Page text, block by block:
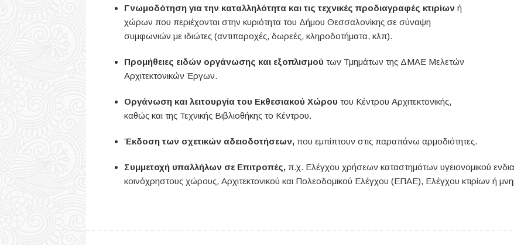
Γνωμοδότηση για την καταλληλότητα και τις τεχνικές προδιαγραφές κτιρίων ή
χώρων που περιέχονται στην κυριότητα του Δήμου Θεσσαλονίκης σε σύναψη
συμφωνιών με ιδιώτες (αντιπαροχές, δωρεές, κληροδοτήματα, κλπ).
Προμήθειες ειδών οργάνωσης και εξοπλισμού των Τμημάτων της ΔΜΑΕ Μελετών
Αρχιτεκτονικών Έργων.
Οργάνωση και λειτουργία του Εκθεσιακού Χώρου του Κέντρου Αρχιτεκτονικής,
καθώς και της Τεχνικής Βιβλιοθήκης το Κέντρου.
Έκδοση των σχετικών αδειοδοτήσεων, που εμπίπτουν στις παραπάνω αρμοδιότητες.
Συμμετοχή υπαλλήλων σε Επιτροπές, π.χ. Ελέγχου χρήσεων καταστημάτων υγειονομικού
κοινόχρηστους χώρους, Αρχιτεκτονικού και Πολεοδομικού Ελέγχου (ΕΠΑΕ), Ελέγχου κτιρίων ή